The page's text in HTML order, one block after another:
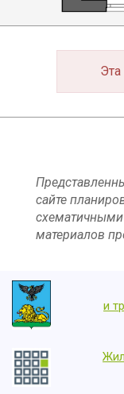
сайте
схематичными
материалов
и